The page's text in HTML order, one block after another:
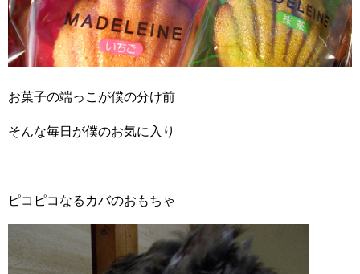
お菓子の端っこが僕の分け前
そんな毎日が僕のお気に入り
ピコピコなるカバのおもちゃ